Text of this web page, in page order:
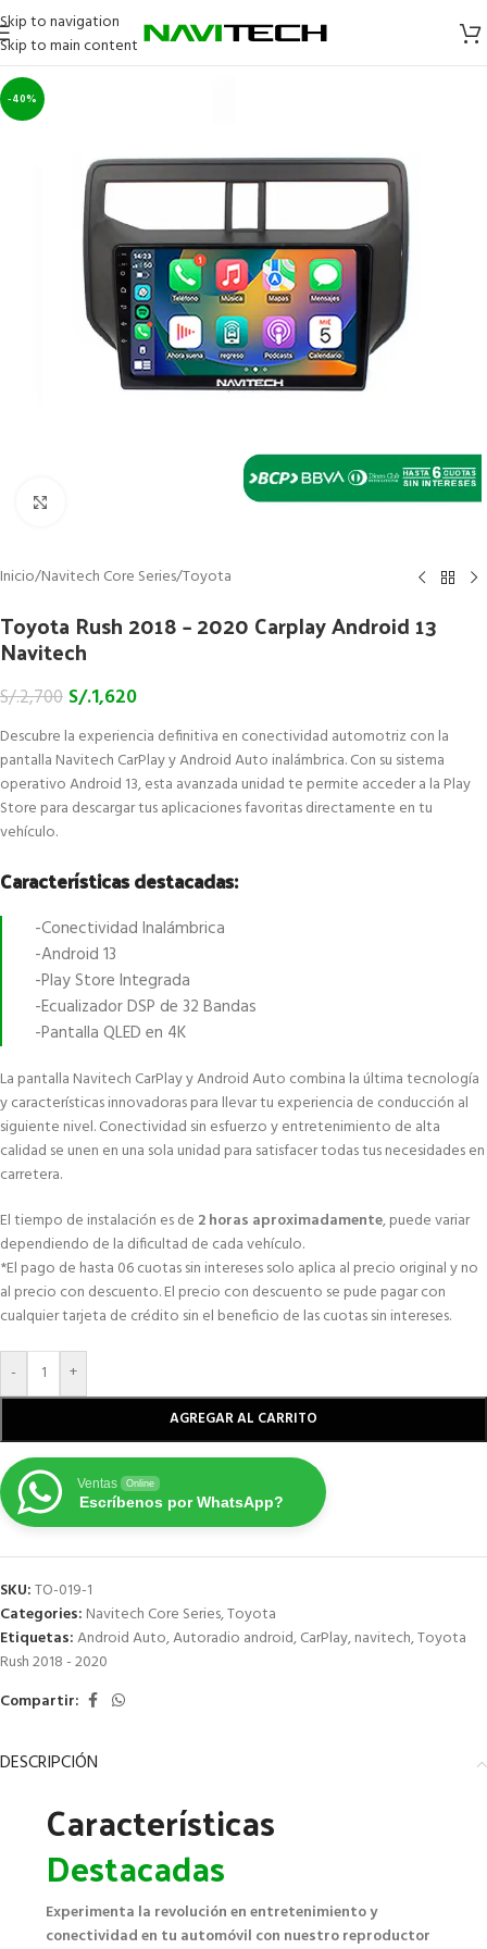
Skip to navigation
Skip to main content
-40%
Inicio/Navitech Core Series/Toyota
Toyota Rush 2018 – 2020 Carplay Android 13
Navitech
S/.2,700 S/.1,620
Descubre la experiencia definitiva en conectividad automotriz con la
pantalla Navitech CarPlay y Android Auto inalámbrica. Con su sistema
operativo Android 13, esta avanzada unidad te permite acceder a la Play
Store para descargar tus aplicaciones favoritas directamente en tu
vehículo.
Características destacadas:
-Conectividad Inalámbrica
-Android 13
-Play Store Integrada
-Ecualizador DSP de 32 Bandas
-Pantalla QLED en 4K
La pantalla Navitech CarPlay y Android Auto combina la última tecnología
y características innovadoras para llevar tu experiencia de conducción al
siguiente nivel. Conectividad sin esfuerzo y entretenimiento de alta
calidad se unen en una sola unidad para satisfacer todas tus necesidades en
carretera.
El tiempo de instalación es de 2 horas aproximadamente, puede variar
dependiendo de la dificultad de cada vehículo.
*El pago de hasta 06 cuotas sin intereses solo aplica al precio original y no
al precio con descuento. El precio con descuento se pude pagar con
cualquier tarjeta de crédito sin el beneficio de las cuotas sin intereses.
- +
AGREGAR AL CARRITO
Ventas Online
Escríbenos por WhatsApp?
SKU:TO-019-1
Categories: Navitech Core Series,Toyota
Etiquetas:Android Auto,Autoradio android,CarPlay,navitech,Toyota
Rush 2018 - 2020
Compartir:
DESCRIPCIÓN
Características
Destacadas
Experimenta la revolución en entretenimiento y
conectividad en tu automóvil con nuestro reproductor